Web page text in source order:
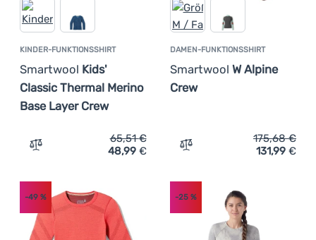
KINDER-FUNKTIONSSHIRT
Smartwool Kids'
Classic Thermal Merino
Base Layer Crew
Zum Vergleich 'Kinder-Funktionsshirt Smartwool Kids'
65,51€
48,99 €
DAMEN-FUNKTIONSSHIRT
Smartwool W Alpine
Crew
Zum Vergleich 'Damen-
175,68€
131,99 €
-49 % -25%